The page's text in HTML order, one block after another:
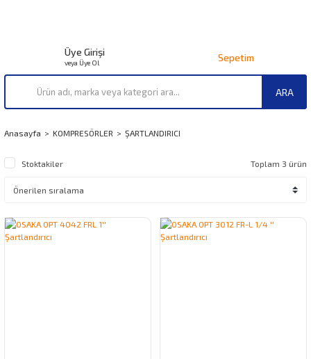
ARA
Üye Girişi
veya Üye Ol Sepetim
Anasayfa KOMPRESÖRLER ŞARTLANDIRICI
Stoktakiler Toplam 3 ürün